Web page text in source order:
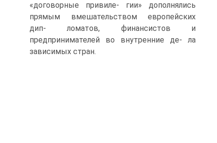
«договорные привиле- гии» дополнялись
прямым вмешательством европейских
дип- ломатов, финансистов и
предпринимателей во внутренние де- ла
зависимых стран.